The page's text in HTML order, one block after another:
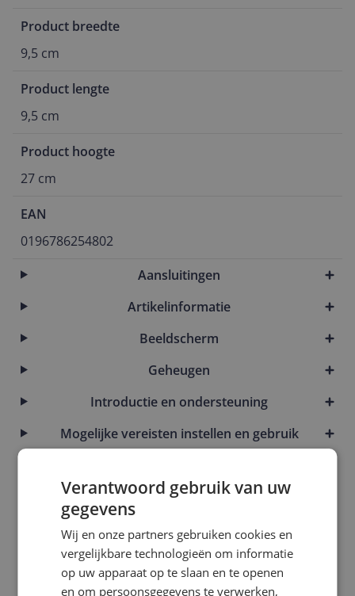
Product breedte
9,5 cm
Product lengte
9,5 cm
Product hoogte
27 cm
EAN
0196786254802
Aansluitingen
Artikelinformatie
Beeldscherm
Geheugen
Introductie en ondersteuning
Mogelijke vereisten instellen en gebruik
Opslag
Overige eigenschappen
Overige kenmerken
Processor
Verantwoord gebruik van uw
gegevens
Wij en onze partners gebruiken cookies en
vergelijkbare technologieën om informatie
op uw apparaat op te slaan en te openen
en om persoonsgegevens te verwerken,